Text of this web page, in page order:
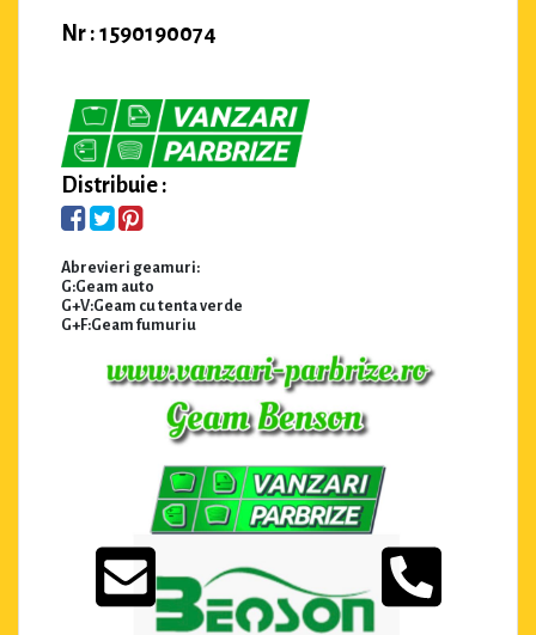
Nr : 1590190074
Distribuie :
Abrevieri geamuri:
G:Geam auto
G+V:Geam cu tenta verde
G+F:Geam fumuriu